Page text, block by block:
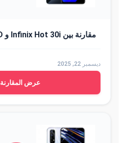
مقارنة بين Infinix Hot 30i و Infinix Smart 9 HD
ديسمبر 22, 2025
عرض المقارنة